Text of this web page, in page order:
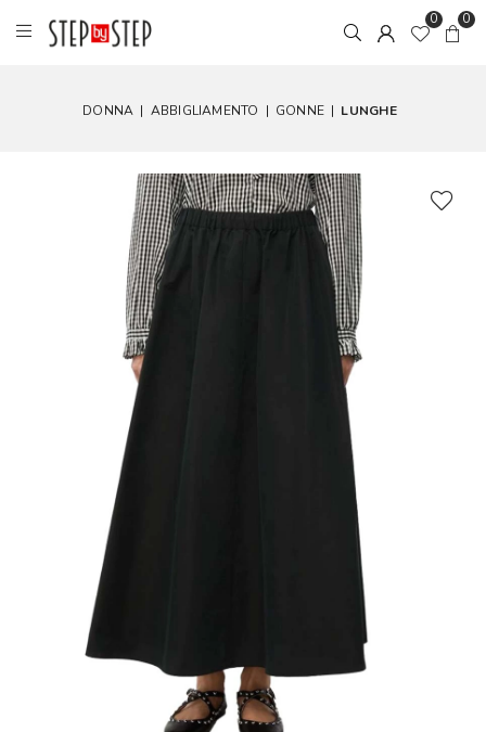
0 0
DONNA | ABBIGLIAMENTO | GONNE | LUNGHE